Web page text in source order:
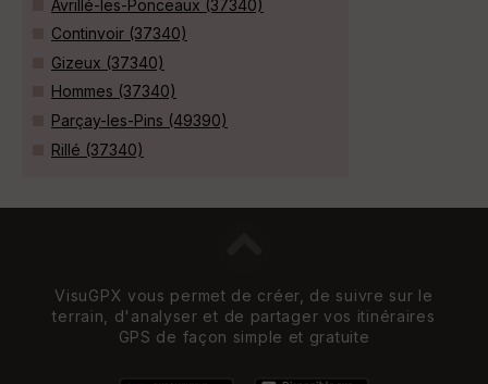
Avrillé-les-Ponceaux (37340)
Continvoir (37340)
Gizeux (37340)
Hommes (37340)
Parçay-les-Pins (49390)
Rillé (37340)
VisuGPX vous permet de créer, de suivre sur le
terrain, d'analyser et de partager vos itinéraires
GPS de façon simple et gratuite